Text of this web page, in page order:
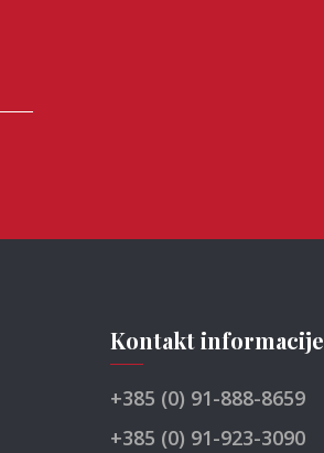
Kontakt informacije
+385 (0) 91-888-8659
+385 (0) 91-923-3090